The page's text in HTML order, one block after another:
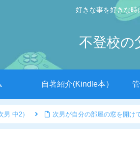
好きな事を好きな時
不登校の
自著紹介(Kindle本）
男 中2） 次男が自分の部屋の窓を開け